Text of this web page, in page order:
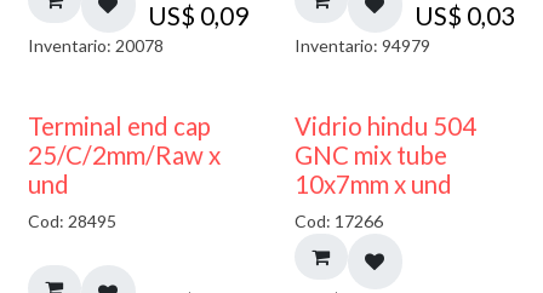
US$ 0,09
Inventario: 20078
US$ 0,03
Inventario: 94979
Terminal end cap
25/C/2mm/Raw x
und
Cod: 28495 40% DESCUENTO
Vidrio hindu 504
GNC mix tube
10x7mm x und
Cod: 17266